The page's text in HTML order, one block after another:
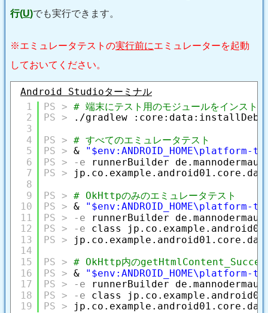
行(U)でも実行できます。
※エミュレータテストの実行前にエミュレーターを起動
しておいてください。
Android Studioターミナル
1
2
3
4
5
6
7
8
9
10
11
12
13
14
15
16
17
18
19
# 端末にテスト用のモジュールをインスト
./gradlew
# すべてのエミュレータテスト
&
"$env:ANDROID_HOME\platform-
-e
runnerBuilder
# OkHttpのみのエミュレータテスト
&
"$env:ANDROID_HOME\platform-
-e
runnerBuilder
-e
class
# OkHttp内のgetHtmlContent_Success
&
"$env:ANDROID_HOME\platform-
-e
runnerBuilder
-e
class